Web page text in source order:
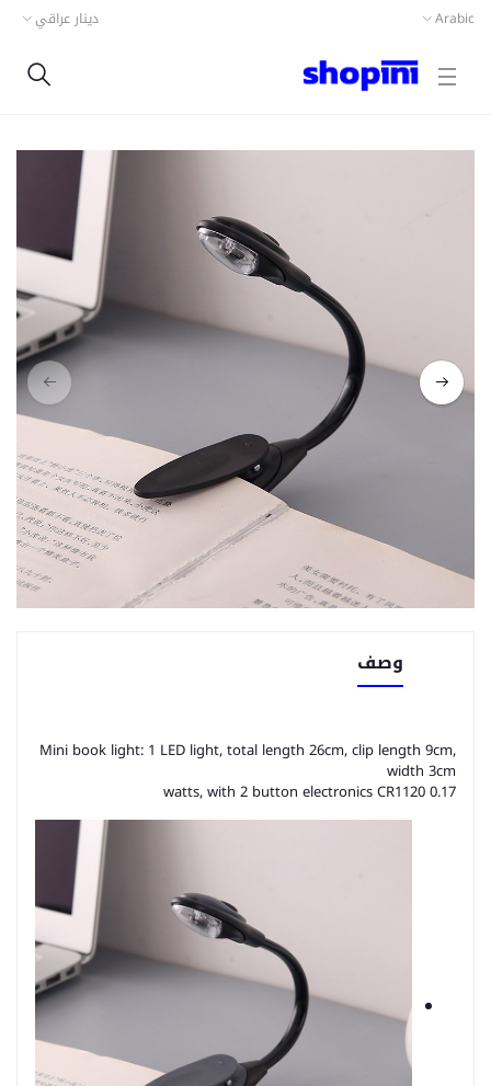
Arabic دينار عراقي
وصف
Mini book light: 1 LED light, total length 26cm, clip length 9cm,
width 3cm
0.17 watts, with 2 button electronics CR1120